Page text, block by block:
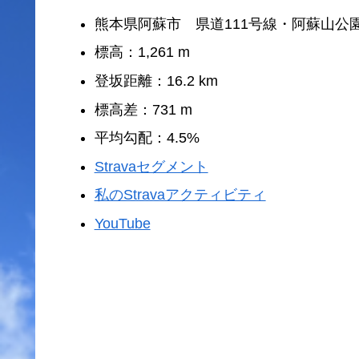
熊本県阿蘇市 県道111号線・阿蘇山公
標高：1,261 m
登坂距離：16.2 km
標高差：731 m
平均勾配：4.5%
Stravaセグメント
私のStravaアクティビティ
YouTube